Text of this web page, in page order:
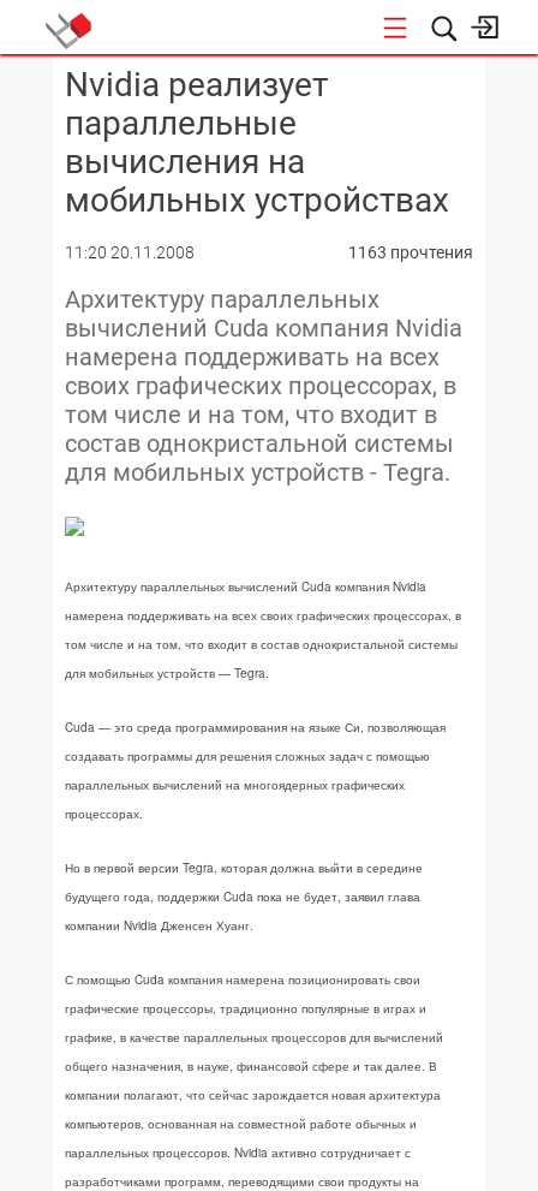
КОНФЕРЕНЦИИ
Nvidia реализует
параллельные
вычисления на
мобильных устройствах
11:20 20.11.2008 1163 прочтения
Архитектуру параллельных
вычислений Cuda компания Nvidia
намерена поддерживать на всех
своих графических процессорах, в
том числе и на том, что входит в
состав однокристальной системы
для мобильных устройств - Tegra.
Архитектуру параллельных вычислений Cuda компания Nvidia
намерена поддерживать на всех своих графических процессорах, в
том числе и на том, что входит в состав однокристальной системы
для мобильных устройств — Tegra.
Cuda — это среда программирования на языке Си, позволяющая
создавать программы для решения сложных задач с помощью
параллельных вычислений на многоядерных графических
процессорах.
Но в первой версии Tegra, которая должна выйти в середине
будущего года, поддержки Cuda пока не будет, заявил глава
компании Nvidia Дженсен Хуанг.
С помощью Cuda компания намерена позиционировать свои
графические процессоры, традиционно популярные в играх и
графике, в качестве параллельных процессоров для вычислений
общего назначения, в науке, финансовой сфере и так далее. В
компании полагают, что сейчас зарождается новая архитектура
компьютеров, основанная на совместной работе обычных и
параллельных процессоров. Nvidia активно сотрудничает с
разработчиками программ, переводящими свои продукты на